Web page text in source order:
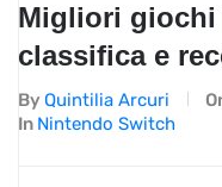
Migliori giochi
classifica e
By Quintilia Arcuri
In Nintendo Switch